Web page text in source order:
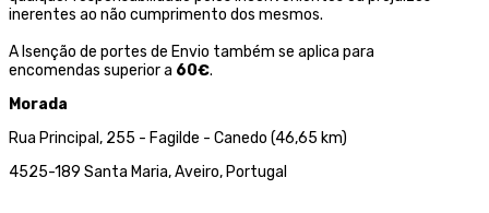
inerentes ao não cumprimento dos mesmos.
A Isenção de portes de Envio também se aplica para
encomendas superior a 60€.
Morada
Rua Principal, 255 - Fagilde - Canedo (46,65 km)
4525-189 Santa Maria, Aveiro, Portugal